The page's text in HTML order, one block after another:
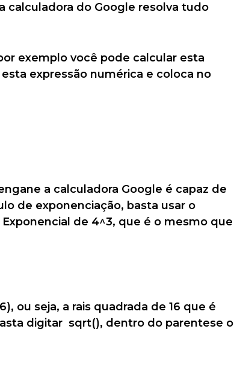
calculadora do Google resolva tudo
exemplo você pode calcular esta
expressão numérica e coloca no
a calculadora Google é capaz de
de exponenciação, basta usar o
de 4^3, que é o mesmo que
ou seja, a rais quadrada de 16 que é
digitar sqrt(), dentro do parentese o